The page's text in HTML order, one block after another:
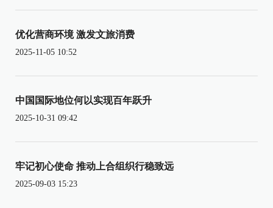
优化营商环境 激发文旅消费
2025-11-05 10:52
中国国际地位何以实现百年跃升
2025-10-31 09:42
牢记初心使命 推动上合组织行稳致远
2025-09-03 15:23